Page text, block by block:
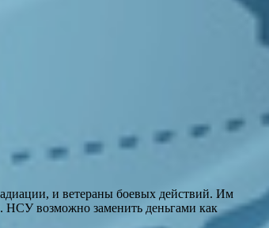
и ветераны боевых действий. Им
НСУ возможно заменить деньгами как